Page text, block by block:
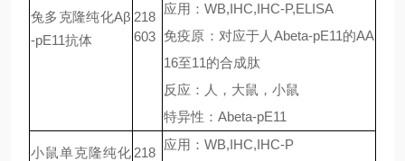
兔多克隆纯化Aβ
-pE11抗体
218
603
应用： WB,IHC,IHC-P,ELISA
免疫原：对应于人 Abeta-pE11的AA
16至11的合成肽
反应：人，大鼠，小鼠
特异性： Abeta-pE11
小鼠单克隆纯化 218
应用： WB,IHC,IHC-P